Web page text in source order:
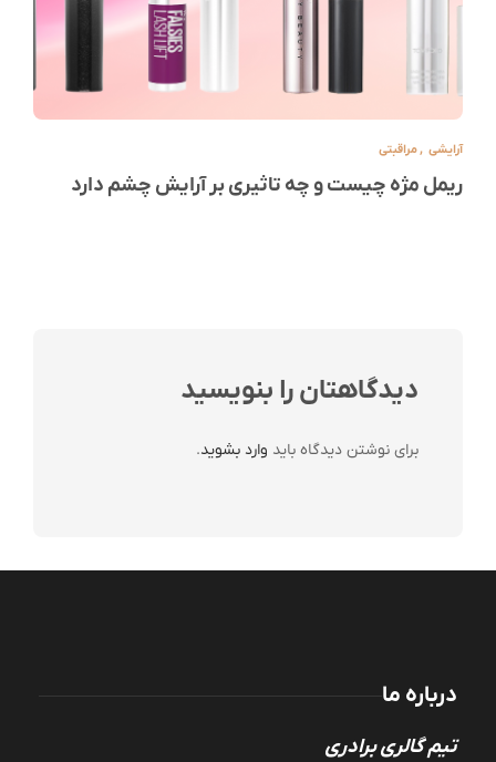
آرایشی ,مراقبتی
ریمل مژه چیست و چه تاثیری بر آرایش چشم دارد
دیدگاهتان را بنویسید
برای نوشتن دیدگاه باید وارد بشوید.
درباره ما
تیم گالری برادری